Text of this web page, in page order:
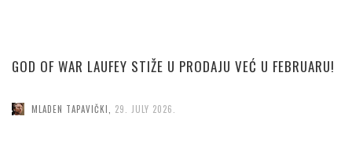
GOD OF WAR LAUFEY STIŽE U PRODAJU VEĆ U FEBRUARU!
MLADEN TAPAVIČKI 29. JULY 2026.